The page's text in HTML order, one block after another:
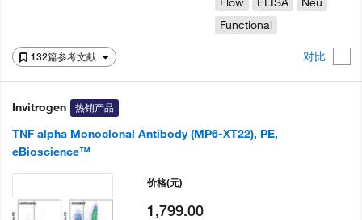
132篇参考文献 对比
Functional
Invitrogen 热销产品
TNF alpha Monoclonal Antibody (MP6-XT22), PE,
eBioscience™
价格(元)
1,799.00